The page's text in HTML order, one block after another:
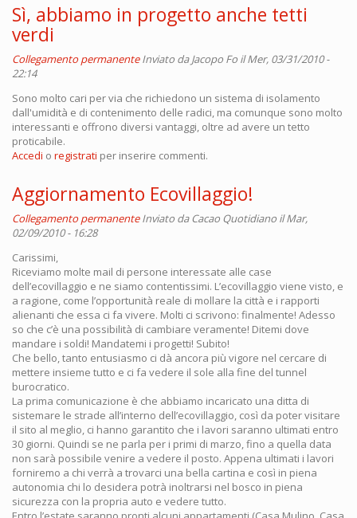
Sì, abbiamo in progetto anche tetti
verdi
Collegamento permanente Inviato daJacopo Fo il Mer, 03/31/2010 -
22:14
Sono molto cari per via che richiedono un sistema di isolamento
dall'umidità e di contenimento delle radici, ma comunque sono molto
interessanti e offrono diversi vantaggi, oltre ad avere un tetto
proticabile.
Accedi o registrati per inserire commenti.
Aggiornamento Ecovillaggio!
Collegamento permanente Inviato daCacao Quotidiano il Mar,
02/09/2010 - 16:28
Carissimi,
Riceviamo molte mail di persone interessate alle case
dell’ecovillaggio e ne siamo contentissimi. L’ecovillaggio viene visto, e
a ragione, come l’opportunità reale di mollare la città e i rapporti
alienanti che essa ci fa vivere. Molti ci scrivono: finalmente! Adesso
so che c’è una possibilità di cambiare veramente! Ditemi dove
mandare i soldi! Mandatemi i progetti! Subito!
Che bello, tanto entusiasmo ci dà ancora più vigore nel cercare di
mettere insieme tutto e ci fa vedere il sole alla fine del tunnel
burocratico.
La prima comunicazione è che abbiamo incaricato una ditta di
sistemare le strade all’interno dell’ecovillaggio, così da poter visitare
il sito al meglio, ci hanno garantito che i lavori saranno ultimati entro
30 giorni. Quindi se ne parla per i primi di marzo, fino a quella data
non sarà possibile venire a vedere il posto. Appena ultimati i lavori
forniremo a chi verrà a trovarci una bella cartina e così in piena
autonomia chi lo desidera potrà inoltrarsi nel bosco in piena
sicurezza con la propria auto e vedere tutto.